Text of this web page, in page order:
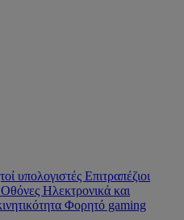
υπολογιστές Επιτραπέζιοι
Οθόνες Ηλεκτρονικά και
Φορητό gaming